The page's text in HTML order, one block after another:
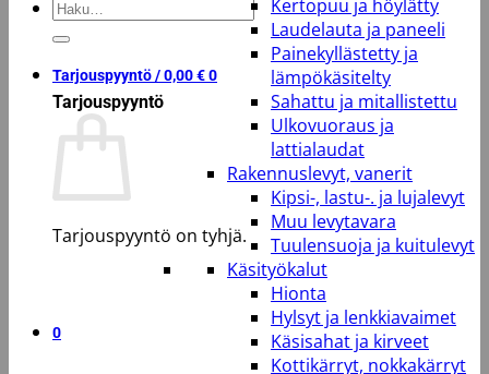
Etsi:
Tarjouspyyntö /0,00€0
Tarjouspyyntö
Tarjouspyyntö on tyhjä.
0
Kertopuu ja höylätty
Laudelauta ja paneeli
Painekyllästetty ja
lämpökäsitelty
Sahattu ja mitallistettu
Ulkovuoraus ja
lattialaudat
Rakennuslevyt, vanerit
Kipsi-, lastu-. ja lujalevyt
Muu levytavara
Tuulensuoja ja kuitulevyt
Käsityökalut
Hionta
Hylsyt ja lenkkiavaimet
Käsisahat ja kirveet
Kottikärryt, nokkakärryt